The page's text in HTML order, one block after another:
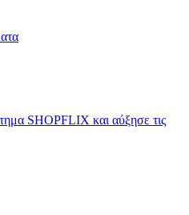
SHOPFLIX και αύξησε τις